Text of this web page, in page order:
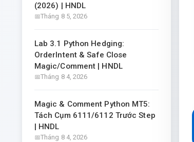
(2026) | HNDL
Tháng 8 5, 2026
Lab 3.1 Python Hedging:
OrderIntent & Safe Close
Magic/Comment | HNDL
Tháng 8 4, 2026
Magic & Comment Python MT5:
Tách Cụm 6111/6112 Trước Step
| HNDL
Tháng 8 4, 2026